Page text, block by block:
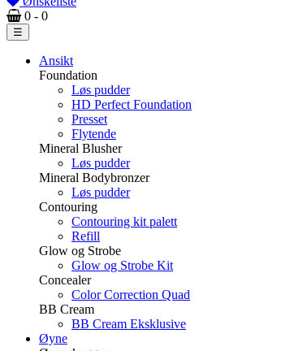
0 - 0
Toggle
navigation
☰
Ansikt
Foundation
Løs pudder
HD Perfect Foundation
Presset
Flytende
Mineral Blusher
Løs pudder
Mineral Bodybronzer
Løs pudder
Contouring
Contouring kit palett
Refill
Glow og Strobe
Glow og Strobe Kit
Concealer
Color Correction Quad
BB Cream
BB Cream Eksklusive
Øyne